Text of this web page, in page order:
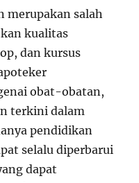
merupakan salah
kualitas
dan kursus
obat-obatan,
terkini dalam
pendidikan
selalu diperbarui
dapat